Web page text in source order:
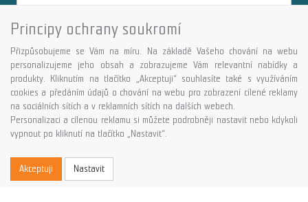
Přihlásit
Více informací o této službě
Copyright © GALASPORT, s.r.o. 2026,
powered by ABRA E-shop
Principy ochrany soukromí
Přizpůsobujeme se Vám na míru. Na základě Vašeho chování na webu
personalizujeme jeho obsah a zobrazujeme Vám relevantní nabídky a
produkty. Kliknutím na tlačítko „Akceptuji“ souhlasíte také s využíváním
cookies a předáním údajů o chování na webu pro zobrazení cílené reklamy
na sociálních sítích a v reklamních sítích na dalších webech.
Personalizaci a cílenou reklamu si můžete podrobněji nastavit nebo kdykoli
vypnout po kliknutí na tlačítko „Nastavit“.
Akceptuji Nastavit